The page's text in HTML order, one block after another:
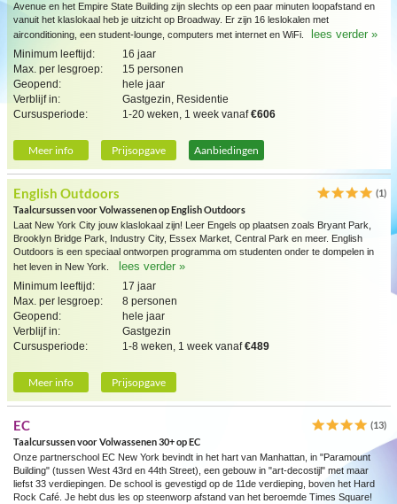
Avenue en het Empire State Building zijn slechts op een paar minuten loopafstand en
vanuit het klaslokaal heb je uitzicht op Broadway. Er zijn 16 leslokalen met
airconditioning, een student-lounge, computers met internet en WiFi.
lees verder »
Minimum leeftijd:
16 jaar
Max. per lesgroep:
15 personen
Geopend:
hele jaar
Verblijf in:
Gastgezin, Residentie
Cursusperiode:
1-20 weken, 1 week vanaf€606
Meer info Prijsopgave Aanbiedingen
English Outdoors
(1)
Taalcursussen voor Volwassenen op English Outdoors
Laat New York City jouw klaslokaal zijn! Leer Engels op plaatsen zoals Bryant Park,
Brooklyn Bridge Park, Industry City, Essex Market, Central Park en meer. English
Outdoors is een speciaal ontworpen programma om studenten onder te dompelen in
het leven in New York.
lees verder »
Minimum leeftijd:
17 jaar
Max. per lesgroep:
8 personen
Geopend:
hele jaar
Verblijf in:
Gastgezin
Cursusperiode:
1-8 weken, 1 week vanaf€489
Meer info Prijsopgave
EC
(13)
Taalcursussen voor Volwassenen 30+ op EC
Onze partnerschool EC New York bevindt in het hart van Manhattan, in "Paramount
Building" (tussen West 43rd en 44th Street), een gebouw in "art-decostijl" met maar
liefst 33 verdiepingen. De school is gevestigd op de 11de verdieping, boven het Hard
Rock Café. Je hebt dus les op steenworp afstand van het beroemde Times Square!